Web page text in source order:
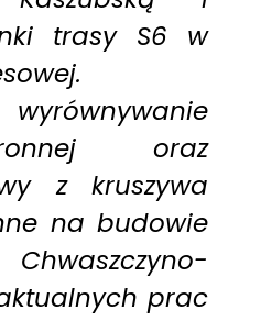
trasy S6 w
oraz
z kruszywa
na budowie
prac